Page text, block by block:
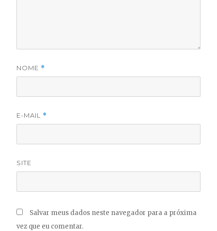
NOME *
E-MAIL *
SITE
Salvar meus dados neste navegador para a próxima
vez que eu comentar.